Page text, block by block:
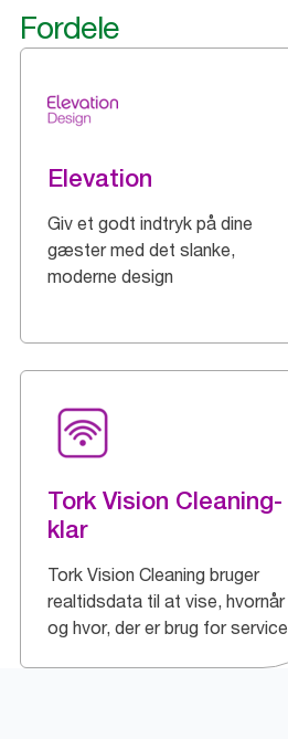
Fordele
Elevation
Giv et godt indtryk på dine
gæster med det slanke,
moderne design
Tork Vision Cleaning-
klar
Tork Vision Cleaning bruger
realtidsdata til at vise, hvornår
og hvor, der er brug for service